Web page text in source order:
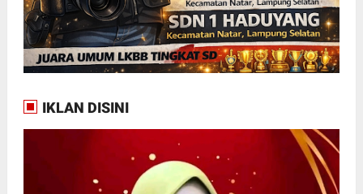
IKLAN DISINI